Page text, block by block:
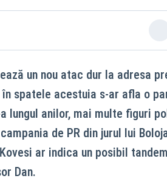
un nou atac dur la adresa
spatele acestuia s-ar afla o
lungul anilor, mai multe figuri
de PR din jurul lui
ar indica un posibil
Dan.